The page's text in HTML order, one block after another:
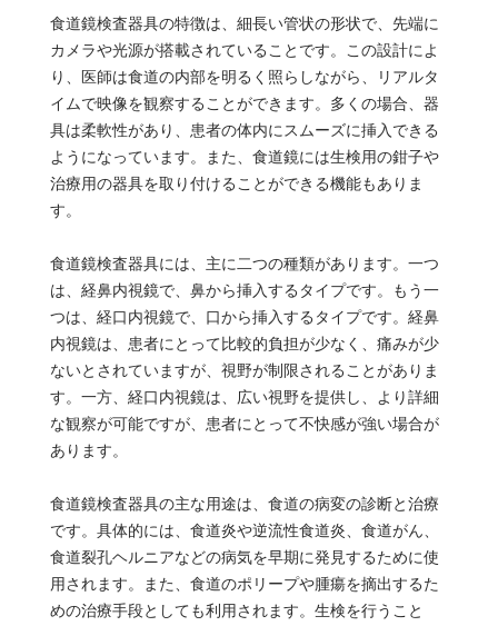
食道鏡検査器具の特徴は、細長い管状の形状で、先端に
カメラや光源が搭載されていることです。この設計によ
り、医師は食道の内部を明るく照らしながら、リアルタ
イムで映像を観察することができます。多くの場合、器
具は柔軟性があり、患者の体内にスムーズに挿入できる
ようになっています。また、食道鏡には生検用の鉗子や
治療用の器具を取り付けることができる機能もありま
す。
食道鏡検査器具には、主に二つの種類があります。一つ
は、経鼻内視鏡で、鼻から挿入するタイプです。もう一
つは、経口内視鏡で、口から挿入するタイプです。経鼻
内視鏡は、患者にとって比較的負担が少なく、痛みが少
ないとされていますが、視野が制限されることがありま
す。一方、経口内視鏡は、広い視野を提供し、より詳細
な観察が可能ですが、患者にとって不快感が強い場合が
あります。
食道鏡検査器具の主な用途は、食道の病変の診断と治療
です。具体的には、食道炎や逆流性食道炎、食道がん、
食道裂孔ヘルニアなどの病気を早期に発見するために使
用されます。また、食道のポリープや腫瘍を摘出するた
めの治療手段としても利用されます。生検を行うこと